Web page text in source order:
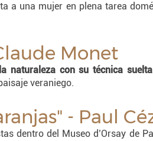
a una mujer en plena tarea
Monet
naturaleza con su técnica
veraniego.
- Paul
dentro del Museo d’Orsay de